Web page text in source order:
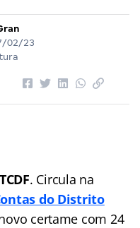
02/23
. Circula na
do Distrito
certame com 24